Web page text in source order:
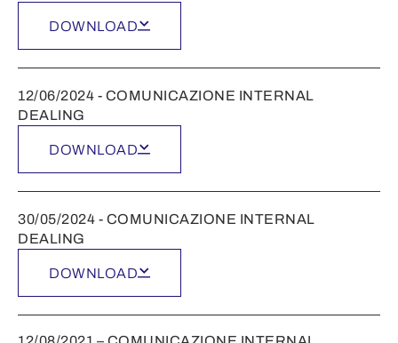
DOWNLOAD
12/06/2024 - COMUNICAZIONE INTERNAL
DEALING
DOWNLOAD
30/05/2024 - COMUNICAZIONE INTERNAL
DEALING
DOWNLOAD